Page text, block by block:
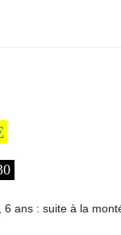
6 ans : suite à la